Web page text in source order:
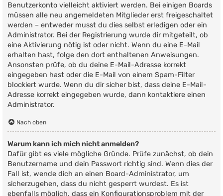
Benutzerkonto vielleicht aktiviert werden. Bei einigen Boards
müssen alle neu angemeldeten Mitglieder erst freigeschaltet
werden – entweder musst du dies selbst erledigen oder ein
Administrator. Bei der Registrierung wurde dir mitgeteilt, ob
eine Aktivierung nötig ist oder nicht. Wenn du eine E-Mail
erhalten hast, folge den dort enthaltenen Anweisungen.
Ansonsten prüfe, ob du deine E-Mail-Adresse korrekt
eingegeben hast oder die E-Mail von einem Spam-Filter
blockiert wurde. Wenn du dir sicher bist, dass deine E-Mail-
Adresse korrekt eingegeben wurde, dann kontaktiere einen
Administrator.
Nach oben
Warum kann ich mich nicht anmelden?
Dafür gibt es viele mögliche Gründe. Prüfe zunächst, ob dein
Benutzername und dein Passwort richtig sind. Wenn dies der
Fall ist, wende dich an einen Board-Administrator, um
sicherzugehen, dass du nicht gesperrt wurdest. Es ist
ebenfalls möglich, dass ein Konfigurationsproblem mit der